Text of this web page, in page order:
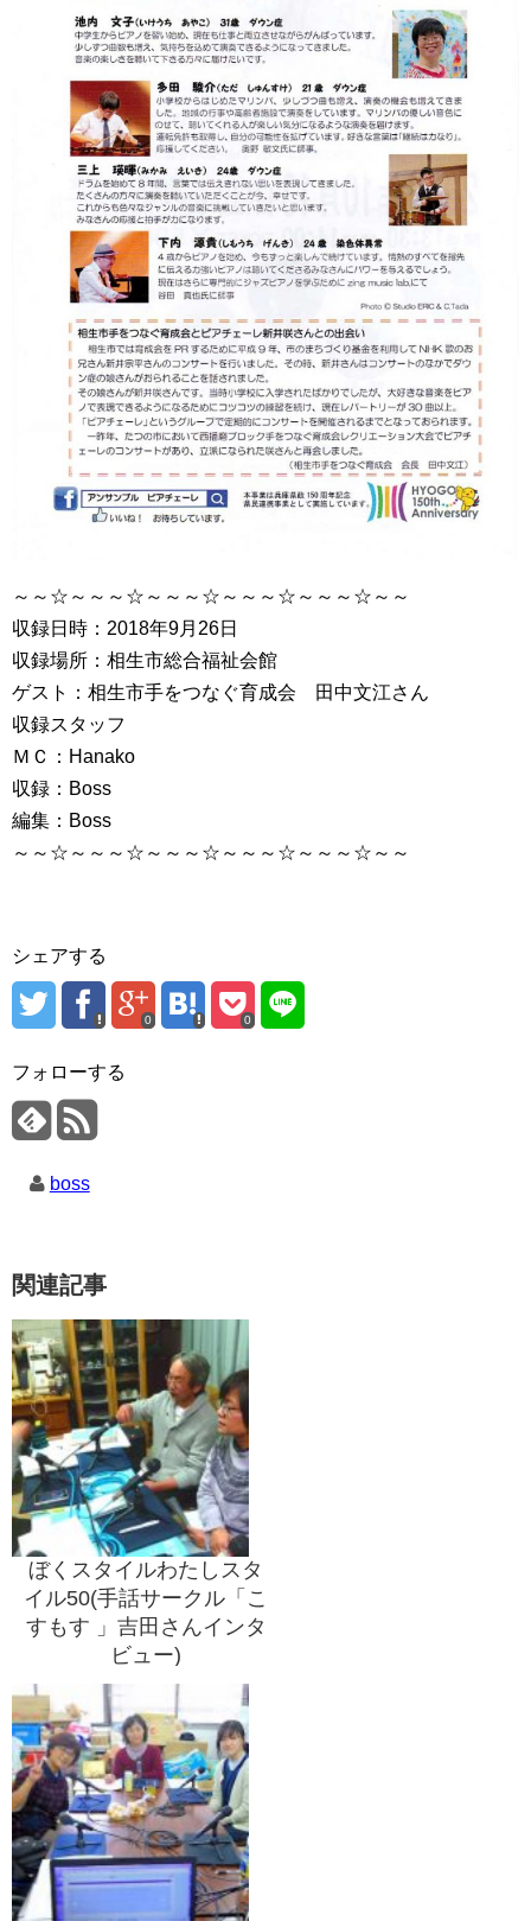
～～☆～～～☆～～～☆～～～☆～～～☆～～
収録日時：2018年9月26日
収録場所：相生市総合福祉会館
ゲスト：相生市手をつなぐ育成会 田中文江さん
収録スタッフ
ＭＣ：Hanako
収録：Boss
編集：Boss
～～☆～～～☆～～～☆～～～☆～～～☆～～
シェアする
0 0
フォローする
boss
関連記事
ぼくスタイルわたしスタ
イル50(手話サークル「こ
すもす 」吉田さんインタ
ビュー)